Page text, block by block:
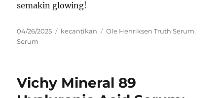
semakin glowing!
Posted
on
04/26/2025 Categories
kecantikan Tags
Ole Henriksen Truth Serum,
Serum
Vichy Mineral 89